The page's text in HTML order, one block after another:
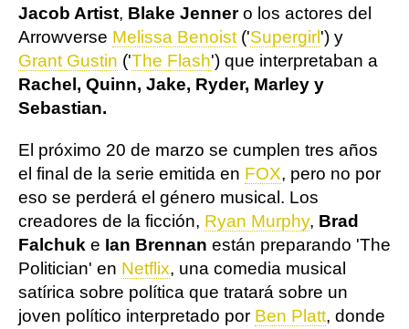
Jacob Artist, Blake Jennero los actores del
Arrowverse Melissa Benoist ('Supergirl ') y
Grant Gustin ('The Flash') que interpretaban a
Rachel, Quinn, Jake, Ryder, Marley y
Sebastian.
El próximo 20 de marzo se cumplen tres años
el final de la serie emitida en FOX, pero no por
eso se perderá el género musical. Los
creadores de la ficción, Ryan Murphy, Brad
Falchuk e Ian Brennan están preparando 'The
Politician' en Netflix, una comedia musical
satírica sobre política que tratará sobre un
joven político interpretado por Ben Platt, donde